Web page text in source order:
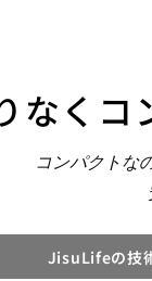
なくコ
コンパクトな
JisuLifeの技